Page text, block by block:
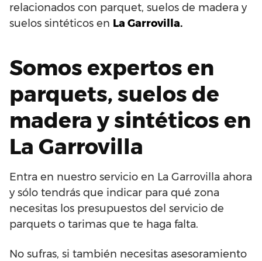
relacionados con parquet, suelos de madera y
suelos sintéticos en La Garrovilla.
Somos expertos en
parquets, suelos de
madera y sintéticos en
La Garrovilla
Entra en nuestro servicio en La Garrovilla ahora
y sólo tendrás que indicar para qué zona
necesitas los presupuestos del servicio de
parquets o tarimas que te haga falta.
No sufras, si también necesitas asesoramiento